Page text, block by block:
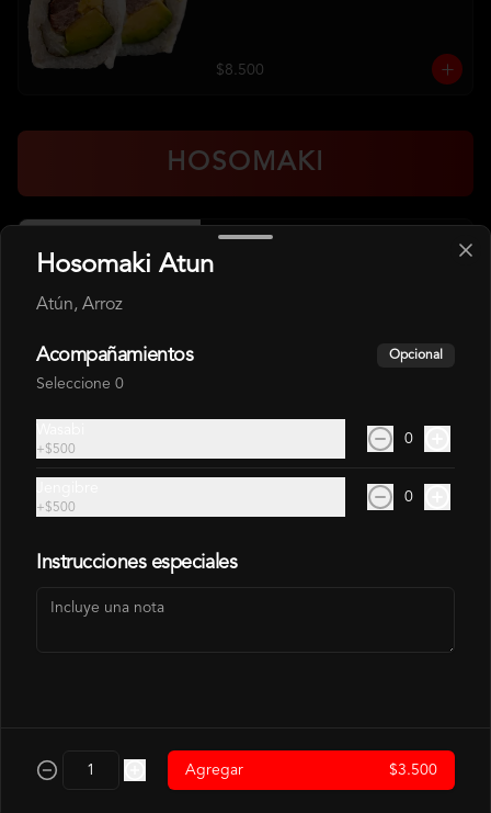
$8.500
HOSOMAKI
$4.500
$4.500
Hosomaki Atun
Atún, Arroz
Acompañamientos Opcional
Seleccione 0
+$500
0
+$500
0
Instrucciones especiales
Agregar $3.500